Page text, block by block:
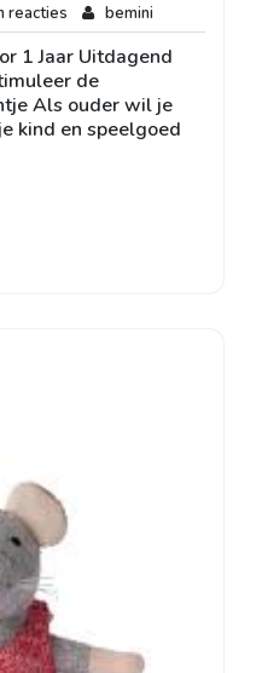
reacties Geen
reacties
bemini
1 Jaar Uitdagend
de
Als ouder wil je
kind en speelgoed